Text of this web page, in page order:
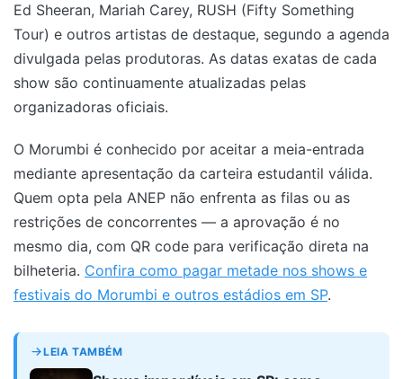
Ed Sheeran, Mariah Carey, RUSH (Fifty Something
Tour) e outros artistas de destaque, segundo a agenda
divulgada pelas produtoras. As datas exatas de cada
show são continuamente atualizadas pelas
organizadoras oficiais.
O Morumbi é conhecido por aceitar a meia-entrada
mediante apresentação da carteira estudantil válida.
Quem opta pela ANEP não enfrenta as filas ou as
restrições de concorrentes — a aprovação é no
mesmo dia, com QR code para verificação direta na
bilheteria. Confira como pagar metade nos shows e
festivais do Morumbi e outros estádios em SP.
LEIA TAMBÉM